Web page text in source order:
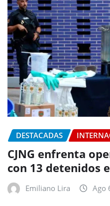
DESTACADAS
CJNG enfrenta
con 13 detenidos
Emiliano Lira Ago